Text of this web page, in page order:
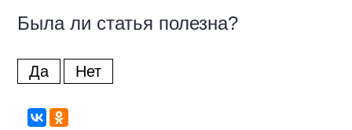
Была ли статья полезна?
Да Нет